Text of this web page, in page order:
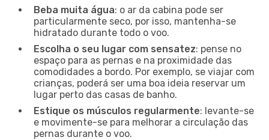
Beba muita água: o ar da cabina pode ser
particularmente seco, por isso, mantenha-se
hidratado durante todo o voo.
Escolha o seu lugar com sensatez: pense no
espaço para as pernas e na proximidade das
comodidades a bordo. Por exemplo, se viajar com
crianças, poderá ser uma boa ideia reservar um
lugar perto das casas de banho.
Estique os músculos regularmente: levante-se
e movimente-se para melhorar a circulação das
pernas durante o voo.